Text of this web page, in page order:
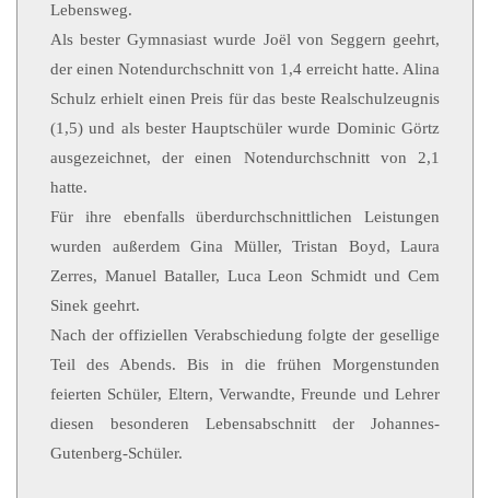
Lebensweg.
Als bester Gymnasiast wurde Joël von Seggern geehrt,
der einen Notendurchschnitt von 1,4 erreicht hatte. Alina
Schulz erhielt einen Preis für das beste Realschulzeugnis
(1,5) und als bester Hauptschüler wurde Dominic Görtz
ausgezeichnet, der einen Notendurchschnitt von 2,1
hatte.
Für ihre ebenfalls überdurchschnittlichen Leistungen
wurden außerdem Gina Müller, Tristan Boyd, Laura
Zerres, Manuel Bataller, Luca Leon Schmidt und Cem
Sinek geehrt.
Nach der offiziellen Verabschiedung folgte der gesellige
Teil des Abends. Bis in die frühen Morgenstunden
feierten Schüler, Eltern, Verwandte, Freunde und Lehrer
diesen besonderen Lebensabschnitt der Johannes-
Gutenberg-Schüler.